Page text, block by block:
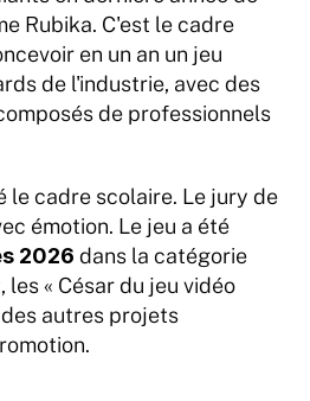
Rubika. C'est le cadre
en un an un jeu
de l'industrie, avec des
de professionnels
le cadre scolaire. Le jury de
2026 dans la catégorie
« César du jeu vidéo
autres projets